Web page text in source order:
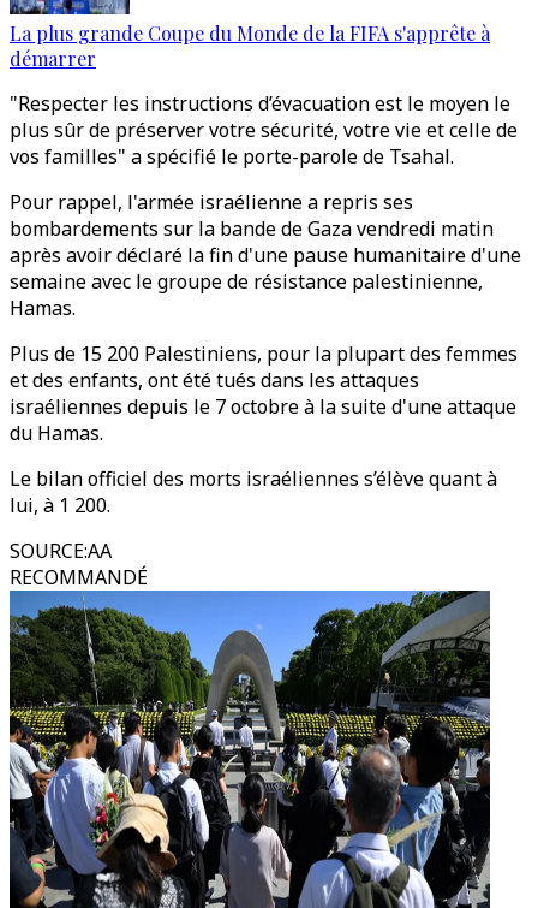
La plus grande Coupe du Monde de la FIFA s'apprête à
démarrer
"Respecter les instructions d’évacuation est le moyen le
plus sûr de préserver votre sécurité, votre vie et celle de
vos familles" a spécifié le porte-parole de Tsahal.
Pour rappel, l'armée israélienne a repris ses
bombardements sur la bande de Gaza vendredi matin
après avoir déclaré la fin d'une pause humanitaire d'une
semaine avec le groupe de résistance palestinienne,
Hamas.
Plus de 15 200 Palestiniens, pour la plupart des femmes
et des enfants, ont été tués dans les attaques
israéliennes depuis le 7 octobre à la suite d'une attaque
du Hamas.
Le bilan officiel des morts israéliennes s’élève quant à
lui, à 1 200.
SOURCE:AA
RECOMMANDÉ